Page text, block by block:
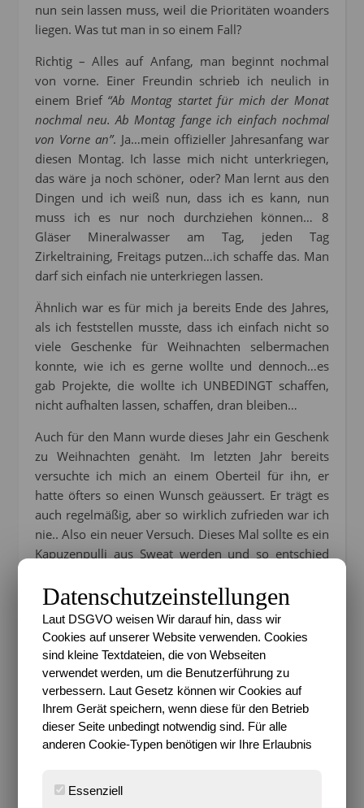
nun sein lassen muss, weil die Prioritäten woanders
liegen. Was tut man in so einem Fall?
Richtig – Alles auf Anfang, man beginnt nochmal
von vorne. Einer Freundin schrieb ich neulich in
einem Brief “Ab Montag startet für mich der Monat
nochmal neu. Ab Montag fange ich einfach nochmal
von Vorne an”. Ja…mein offizieller Jahresanfang war
diesen Montag. Ich lasse mich nicht unterkriegen,
das wäre ja noch schöner, oder? Man lernt aus den
Dingen und ich weiß nun, dass ich es kann, nun
muss ich es nur noch durchziehen können… 8
Gläser Mineralwasser am Tag, jeden Tag
Zirkeltraining, Freitags putzen…ich schaffe das. Man
darf sich einfach nie unterkriegen lassen.
Ähnlich war es für mich ja bereits Ende des Jahres,
als ich feststellen musste, dass ich einfach nicht so
viele Geschenke für Weihnachten selbermachen
konnte, wie ich es gerne wollte und dennoch…es
gab Projekte, die wollte ich UNBEDINGT schaffen,
nicht aufhalten lassen, schaffen, dran bleiben…
Auch für den Mann wurde dieses Jahr ein Geschenk
zu Weihnachten genäht. Im letzten Jahr bereits
versuchte ich mich an einem Oberteil für ihn, er
hatte öfters so einen Wunsch geäussert. Er trägt es
auch regelmäßig, aber so wirklich zufrieden war ich
nie.. Also ein neuer Versuch. Dieses Mal sollte es ein
Kapuzenpulli aus Sweat werden und so entschied
in der Männerversion, allerdings mit einer kleinen
Änderung. Der Mann bevorzugt es nämlich schlicht,
schlichter am Schlichtesten und der Schnitt sieht
eigentlich einen Farbenmix vor, so dass ich den
Schnitt erst einmal zusammen basteln musste
*lach* …
Datenschutzeinstellungen
Laut DSGVO weisen Wir darauf hin, dass wir
Cookies auf unserer Website verwenden. Cookies
sind kleine Textdateien, die von Webseiten
verwendet werden, um die Benutzerführung zu
verbessern. Laut Gesetz können wir Cookies auf
Ihrem Gerät speichern, wenn diese für den Betrieb
dieser Seite unbedingt notwendig sind. Für alle
anderen Cookie-Typen benötigen wir Ihre Erlaubnis
Essenziell